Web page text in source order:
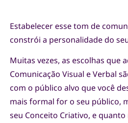
Estabelecer esse tom de
constrói a personalidade do
Muitas vezes, as escolhas que
Comunicação Visual e Verbal
com o público alvo que você
mais formal for o seu público,
seu Conceito Criativo, e